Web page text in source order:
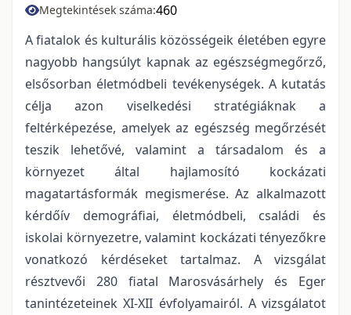
Megtekintések száma:460
A fiatalok és kulturális közösségeik életében egyre
nagyobb hangsúlyt kapnak az egészségmegőrző,
elsősorban életmódbeli tevékenységek. A kutatás
célja azon viselkedési stratégiáknak a
feltérképezése, amelyek az egészség megőrzését
teszik lehetővé, valamint a társadalom és a
környezet által hajlamosító kockázati
magatartásformák megismerése. Az alkalmazott
kérdőív demográfiai, életmódbeli, családi és
iskolai környezetre, valamint kockázati tényezőkre
vonatkozó kérdéseket tartalmaz. A vizsgálat
résztvevői 280 fiatal Marosvásárhely és Eger
tanintézeteinek XI-XII évfolyamairól. A vizsgálatot